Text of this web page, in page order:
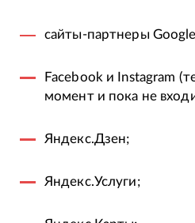
сайты-партнеры
Facebook и Instagram
момент и пока не
Яндекс.Дзен;
Яндекс.Услуги;